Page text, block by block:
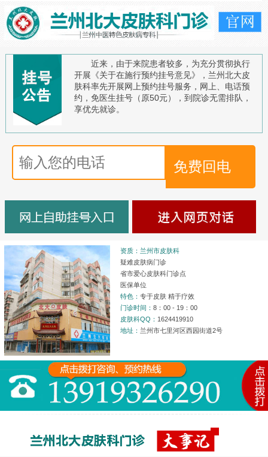
近来，由于来院患者较多，为充分贯彻执行
开展《关于在施行预约挂号意见》，兰州北大皮
肤科率先开展网上预约挂号服务，网上、电话预
约，免医生挂号（原50元），到院诊无需排队，
享优先就诊。
资质：兰州市皮肤科
疑难皮肤病门诊
省市爱心皮肤科门诊点
医保单位
特色：专于皮肤 精于疗效
门诊时间：8：00 - 19：00
皮肤科QQ： 1624419910
地址： 兰州市七里河区西园街道2号